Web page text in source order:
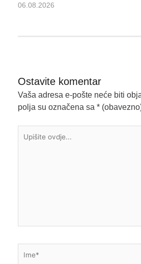
06.08.2026
Ostavite komentar
Vaša adresa e-pošte neće biti
polja su označena sa *
ovdje...